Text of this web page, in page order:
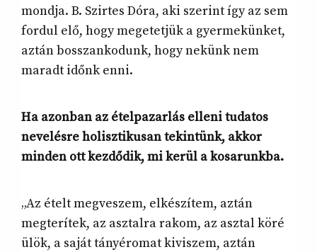
mondja. B. Szirtes Dóra, aki szerint így az sem
fordul elő, hogy megetetjük a gyermekünket,
aztán bosszankodunk, hogy nekünk nem
maradt időnk enni.
Ha azonban az ételpazarlás elleni tudatos
nevelésre holisztikusan tekintünk, akkor
minden ott kezdődik, mi kerül a kosarunkba.
„Az ételt megveszem, elkészítem, aztán
megterítek, az asztalra rakom, az asztal köré
ülök, a saját tányéromat kiviszem, aztán